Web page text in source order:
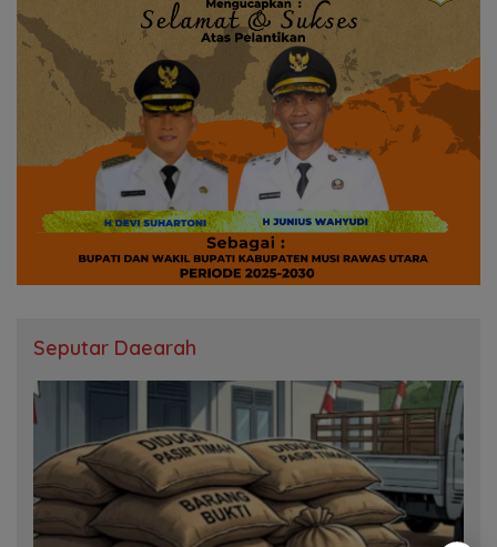
Seputar Daearah